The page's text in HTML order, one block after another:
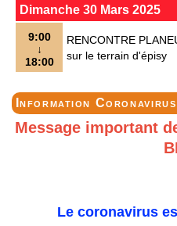
Dimanche 30 Mars 2025
9:00
↓
18:00
RENCONTRE
sur le terrain d'épisy
Information Coronavirus
Message important
Le coronavirus